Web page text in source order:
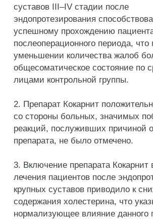
суставов III–IV стадии после
эндопротезирования
успешному прохождению
послеоперационного периода, что
уменьшении количества жалоб
общесоматическое состояние по
лицами контрольной группы.
2. Препарат Кокарнит
со стороны больных, значимых
реакций, послуживших причиной
препарата, не было отмечено.
3. Включение препарата Кокарнит
лечения пациентов после
крупных суставов приводило к
содержания холестерина, что
нормализующее влияние данного